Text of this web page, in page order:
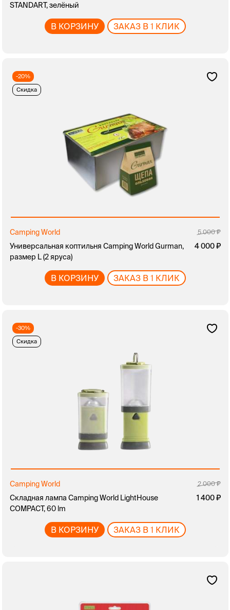
STANDART, зелёный
В КОРЗИНУ ЗАКАЗ В 1 КЛИК
-20%
Скидка
Camping World 5 000
Универсальная коптильня Camping World Gurman,
размер L (2 яруса)
4 000
В КОРЗИНУ ЗАКАЗ В 1 КЛИК
-30%
Скидка
Camping World 2 000
Cкладная лампа Camping World LightHouse
COMPACT, 60 lm
1 400
В КОРЗИНУ ЗАКАЗ В 1 КЛИК